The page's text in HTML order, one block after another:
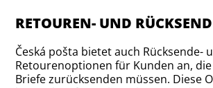
RETOUREN- UND
Česká pošta bietet auch Rücksende-
Retourenoptionen für Kunden an,
Briefe zurücksenden müssen. Diese